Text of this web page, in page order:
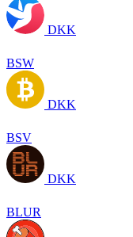
DKK
BSW
DKK
BSV
DKK
BLUR